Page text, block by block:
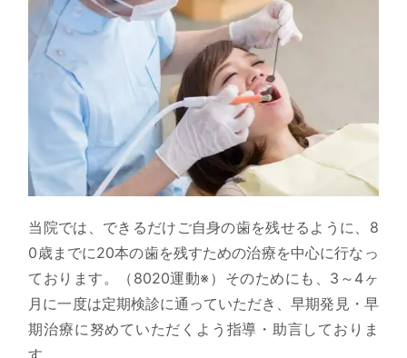
当院では、できるだけご自身の歯を残せるように、8
0歳までに20本の歯を残すための治療を中心に行なっ
ております。（8020運動※）そのためにも、3～4ヶ
月に一度は定期検診に通っていただき、早期発見・早
期治療に努めていただくよう指導・助言しておりま
す。